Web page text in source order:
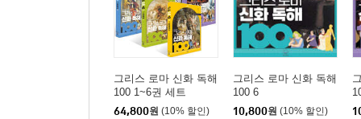
그리스 로마 신화 독해
100 1~6권 세트
64,800원 (10% 할인)
그리스 로마 신화 독해
100 6
10,800원 (10% 할인)